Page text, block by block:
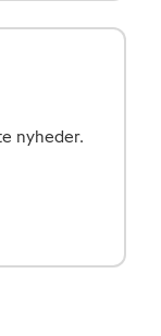
nyheder.